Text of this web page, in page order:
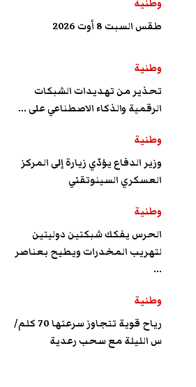
وطنية
طقس السبت 8 أوت 2026
وطنية
تحذير من تهديدات الشبكات
الرقمية والذكاء الاصطناعي على ...
وطنية
وزير الدفاع يؤدّي زيارة إلى المركز
العسكري السينوتقني
وطنية
الحرس يفكك شبكتين دوليتين
لتهريب المخدرات ويطيح بعناصر
...
وطنية
رياح قوية تتجاوز سرعتها 70 كلم/
س الليلة مع سحب رعدية